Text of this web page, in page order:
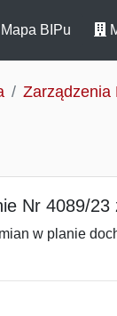
Mapa BIPu
Zarządzenia
Nr 4089/23
w planie